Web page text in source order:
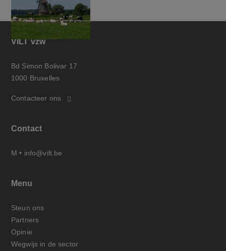
VILT vzw
Bd Simon Bolivar 17
1000 Bruxelles
Contacteer ons
Contact
M • info@vilt.be
Menu
Steun ons
Partners
Opinie
Wegwijs in de sector